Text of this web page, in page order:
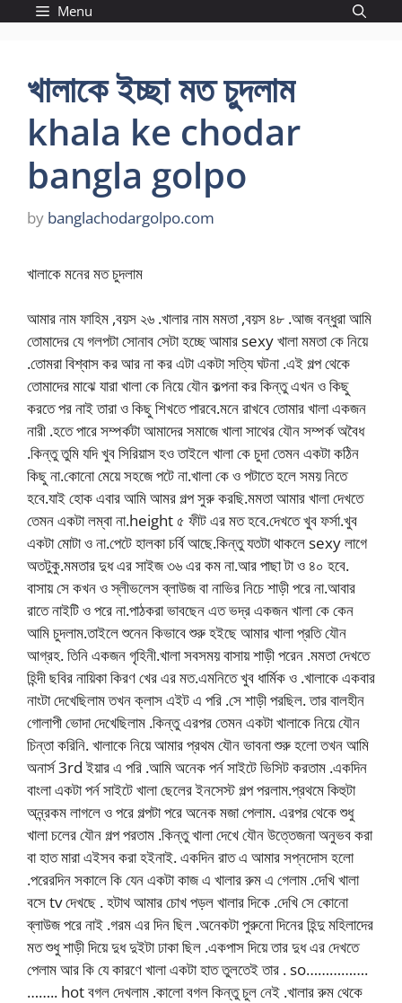
Menu
খালাকে ইচ্ছা মত চুদলাম
khala ke chodar
bangla golpo
by banglachodargolpo.com
খালাকে মনের মত চুদলাম
আমার নাম ফাহিম ,বয়স ২৬ .খালার নাম মমতা ,বয়স ৪৮ .আজ বন্ধুরা আমি
তোমাদের যে গলপটা সোনাব সেটা হচ্ছে আমার sexy খালা মমতা কে নিয়ে
.তোমরা বিশ্বাস কর আর না কর এটা একটা সত্যি ঘটনা .এই গল্প থেকে
তোমাদের মাঝে যারা খালা কে নিয়ে যৌন কল্পনা কর কিন্তু এখন ও কিছু
করতে পর নাই তারা ও কিছু শিখতে পারবে.মনে রাখবে তোমার খালা একজন
নারী .হতে পারে সম্পর্কটা আমাদের সমাজে খালা সাথের যৌন সম্পর্ক অবৈধ
.কিন্তু তুমি যদি খুব সিরিয়াস হও তাইলে খালা কে চুদা তেমন একটা কঠিন
কিছু না.কোনো মেয়ে সহজে পটে না.খালা কে ও পটাতে হলে সময় নিতে
হবে.যাই হোক এবার আমি আমর গল্প সুরু করছি.মমতা আমার খালা দেখতে
তেমন একটা লম্বা না.height ৫ ফীট এর মত হবে.দেখতে খুব ফর্সা.খুব
একটা মোটা ও না.পেটে হালকা চর্বি আছে.কিন্তু যতটা থাকলে sexy লাগে
অতটুকু.মমতার দুধ এর সাইজ ৩৬ এর কম না.আর পাছা টা ও ৪০ হবে.
বাসায় সে কখন ও স্লীভলেস ব্লাউজ বা নাভির নিচে শাড়ী পরে না.আবার
রাতে নাইটি ও পরে না.পাঠকরা ভাবছেন এত ভদ্র একজন খালা কে কেন
আমি চুদলাম.তাইলে শুনেন কিভাবে শুরু হইছে আমার খালা প্রতি যৌন
আগ্রহ. তিনি একজন গৃহিনী.খালা সবসময় বাসায় শাড়ী পরেন .মমতা দেখতে
হিন্দী ছবির নায়িকা কিরণ খের এর মত.এমনিতে খুব ধার্মিক ও .খালাকে একবার
নাংটা দেখেছিলাম তখন ক্লাস এইট এ পরি .সে শাড়ী পরছিল. তার বালহীন
গোলাপী ভোদা দেখেছিলাম .কিন্তু এরপর তেমন একটা খালাকে নিয়ে যৌন
চিন্তা করিনি. খালাকে নিয়ে আমার প্রথম যৌন ভাবনা শুরু হলো তখন আমি
অনার্স 3rd ইয়ার এ পরি .আমি অনেক পর্ন সাইটে ভিসিট করতাম .একদিন
বাংলা একটা পর্ন সাইটে খালা ছেলের ইনসেস্ট গল্প পরলাম.প্রথমে কিহুটা
অন্ন্রকম লাগলে ও পরে গল্পটা পরে অনেক মজা পেলাম. এরপর থেকে শুধু
খালা চলের যৌন গল্প পরতাম .কিন্তু খালা দেখে যৌন উত্তেজনা অনুভব করা
বা হাত মারা এইসব করা হইনাই. একদিন রাত এ আমার সপ্নদোস হলো
.পরেরদিন সকালে কি যেন একটা কাজ এ খালার রুম এ গেলাম .দেখি খালা
বসে tv দেখছে . হটাথ আমার চোখ পড়ল খালার দিকে .দেখি সে কোনো
ব্লাউজ পরে নাই .গরম এর দিন ছিল .অনেকটা পুরুনো দিনের হিন্দু মহিলাদের
মত শুধু শাড়ী দিয়ে দুধ দুইটা ঢাকা ছিল .একপাস দিয়ে তার দুধ এর দেখতে
পেলাম আর কি যে কারণে খালা একটা হাত তুলতেই তার . so…………….
…….. hot বগল দেখলাম .কালো বগল কিন্তু চুল নেই .খালার রুম থেকে